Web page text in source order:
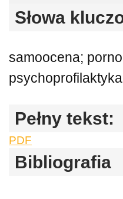
Słowa
samoocena;
psychoprofilaktyka
Pełny tekst:
PDF
Bibliografia